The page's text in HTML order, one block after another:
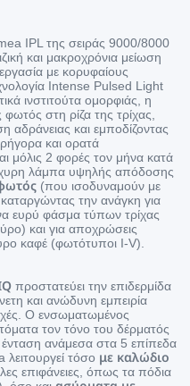
IPL της σειράς 9000/8000
και μακροχρόνια μείωση
με κορυφαίους
Intense Pulsed Light
ινστιτούτα ομορφιάς, η
στη ρίζα της τρίχας,
αδράνειας και εμποδίζοντας
και ορατά
μόλις 2 φορές τον μήνα κατά
λάμπα υψηλής απόδοσης
(που ισοδυναμούν με
την ανάγκη για
ευρύ φάσμα τύπων τρίχας
και για αποχρώσεις
καφέ (φωτότυποι I-V).
προστατεύει την επιδερμίδα
και ανώδυνη εμπειρία
Ο ενσωματωμένος
τον τόνο του δέρματός
ένταση ανάμεσα στα 5 επίπεδα
λειτουργεί τόσο με καλώδιο
επιφάνειες, όπως τα πόδια